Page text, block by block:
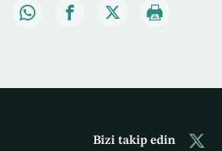
Bizi takip edin